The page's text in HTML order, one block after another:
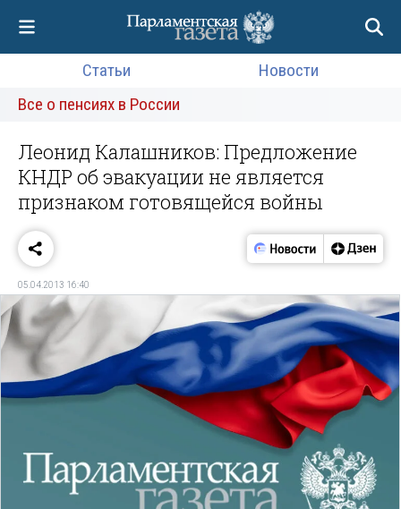
Статьи
Новости
Все о пенсиях в России
Леонид Калашников: Предложение
КНДР об эвакуации не является
признаком готовящейся войны
05.04.2013 16:40